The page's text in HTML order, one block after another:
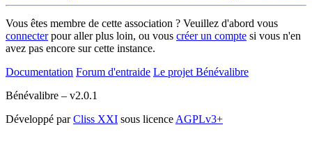
Vous êtes membre de cette association ? Veuillez d'abord vous
connecterpour aller plus loin, ou vous créer un compte si vous n'en
avez pas encore sur cette instance.
Documentation Forum d'entraide Le projet Bénévalibre
Bénévalibre – v2.0.1
Développé parCliss XXI sous licence AGPLv3+